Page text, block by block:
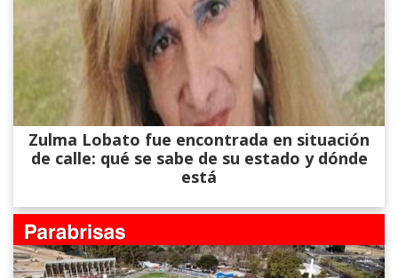
Zulma Lobato fue encontrada en situación
de calle: qué se sabe de su estado y dónde
está